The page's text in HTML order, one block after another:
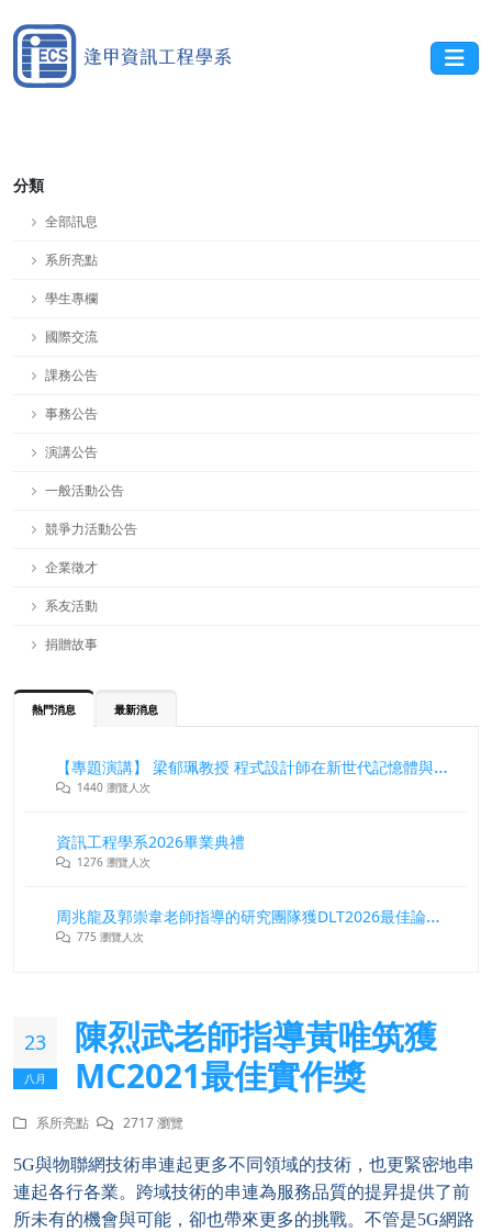
分類
全部訊息
系所亮點
學生專欄
國際交流
課務公告
事務公告
演講公告
一般活動公告
競爭力活動公告
企業徵才
系友活動
捐贈故事
熱門消息 最新消息
【專題演講】 梁郁珮教授 程式設計師在新世代記憶體與儲存系統中的角色與挑戰
1440 瀏覽人次
資訊工程學系2026畢業典禮
1276 瀏覽人次
周兆龍及郭崇韋老師指導的研究團隊獲DLT2026最佳論文獎
775 瀏覽人次
23
八月
陳烈武老師指導黃唯筑獲
MC2021最佳實作獎
系所亮點 2717 瀏覽
5G與物聯網技術串連起更多不同領域的技術，也更緊密地串
連起各行各業。跨域技術的串連為服務品質的提昇提供了前
所未有的機會與可能，卻也帶來更多的挑戰。不管是5G網路